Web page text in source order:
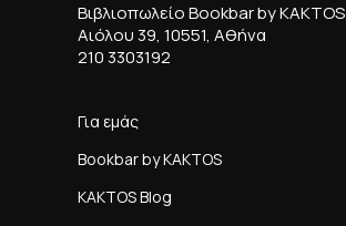
Βιβλιοπωλείο Bookbar by KAKTOS
Αιόλου 39, 10551, Αθήνα
210 3303192
Για εμάς
Bookbar by KAKTOS
KAKTOS Blog